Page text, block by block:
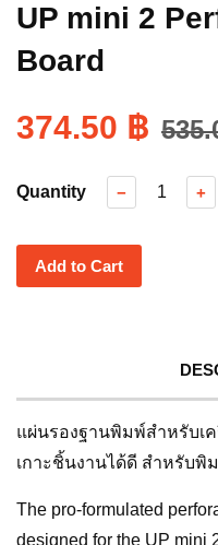
UP mini 2
Board
374.50 ฿
Quantity − +
Add to Cart
แผ่นรองฐานพิมพ์สำหรับเ
เกาะชิ้นงานได้ดี สำหรับพิ
The pro-formulated
designed for the UP mini